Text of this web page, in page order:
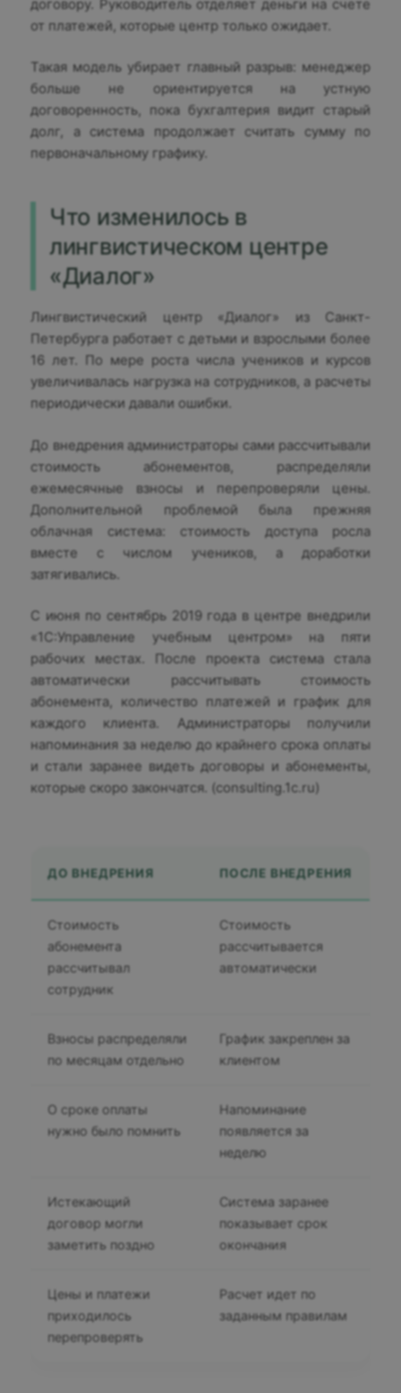
договору. Руководитель отделяет деньги на счете
от платежей, которые центр только ожидает.
Такая модель убирает главный разрыв: менеджер
больше не ориентируется на устную
договоренность, пока бухгалтерия видит старый
долг, а система продолжает считать сумму по
первоначальному графику.
Что изменилось в
лингвистическом центре
«Диалог»
Лингвистический центр «Диалог» из Санкт-
Петербурга работает с детьми и взрослыми более
16 лет. По мере роста числа учеников и курсов
увеличивалась нагрузка на сотрудников, а расчеты
периодически давали ошибки.
До внедрения администраторы сами рассчитывали
стоимость абонементов, распределяли
ежемесячные взносы и перепроверяли цены.
Дополнительной проблемой была прежняя
облачная система: стоимость доступа росла
вместе с числом учеников, а доработки
затягивались.
С июня по сентябрь 2019 года в центре внедрили
«1С:Управление учебным центром» на пяти
рабочих местах. После проекта система стала
автоматически рассчитывать стоимость
абонемента, количество платежей и график для
каждого клиента. Администраторы получили
напоминания за неделю до крайнего срока оплаты
и стали заранее видеть договоры и абонементы,
которые скоро закончатся. (consulting.1c.ru)
ДО ВНЕДРЕНИЯ ПОСЛЕ ВНЕДРЕНИЯ
Стоимость
абонемента
рассчитывал
сотрудник
Стоимость
рассчитывается
автоматически
Взносы распределяли
по месяцам отдельно
График закреплен за
клиентом
О сроке оплаты
нужно было помнить
Напоминание
появляется за
неделю
Истекающий
договор могли
заметить поздно
Система заранее
показывает срок
окончания
Цены и платежи
приходилось
перепроверять
Расчет идет по
заданным правилам